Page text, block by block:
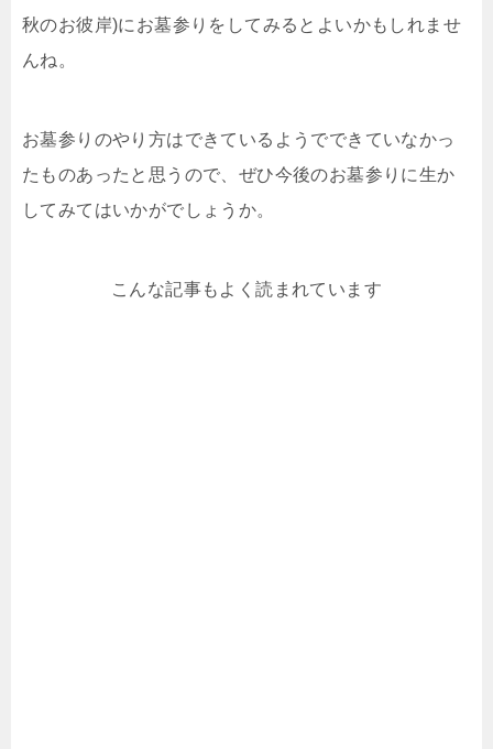
秋のお彼岸)にお墓参りをしてみるとよいかもしれませ
んね。
お墓参りのやり方はできているようでできていなかっ
たものあったと思うので、ぜひ今後のお墓参りに生か
してみてはいかがでしょうか。
こんな記事もよく読まれています